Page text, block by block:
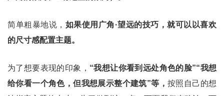
简单粗暴地说， 如果使用广角·望远的技巧，就可以以喜欢
的尺寸感配置主题。
为了想要表现的印象， “我想让你看到远处角色的脸”“我想
给你看一个角色，但我想展示整个建筑”等， 按照自己的想